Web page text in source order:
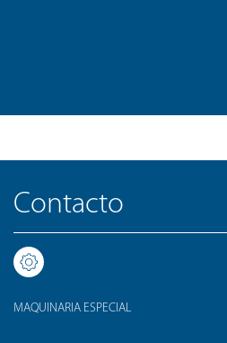
Contacto
MAQUINARIA ESPECIAL